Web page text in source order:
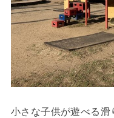
小さな子供が遊べる